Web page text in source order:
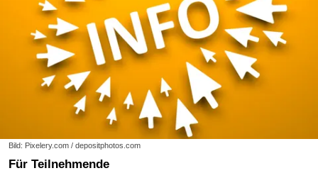
Bild: Pixelery.com / depositphotos.com
Für Teilnehmende